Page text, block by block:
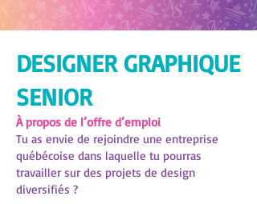
DESIGNER GRAPHIQUE
SENIOR
À propos de l’offre d’emploi
Tu as envie de rejoindre une entreprise
québécoise dans laquelle tu pourras
travailler sur des projets de design
diversifiés ?